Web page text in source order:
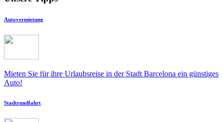
Autovermietung
Mieten Sie für ihre Urlaubsreise in der Stadt Barcelona ein günstiges
Auto!
Stadtrundfahrt